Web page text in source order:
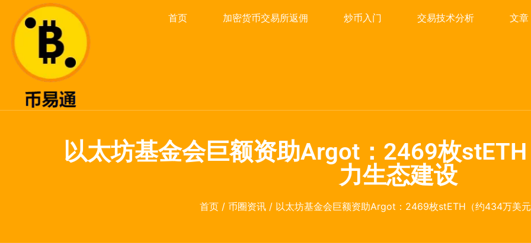
首页 加密货币交易所返佣 炒币入门 交易技术分析 文章
以太坊基金会巨额资助Argot：2469枚
力生态建设
首页/ 币圈资讯/ 以太坊基金会巨额资助Argot：2469枚stETH（约434万美